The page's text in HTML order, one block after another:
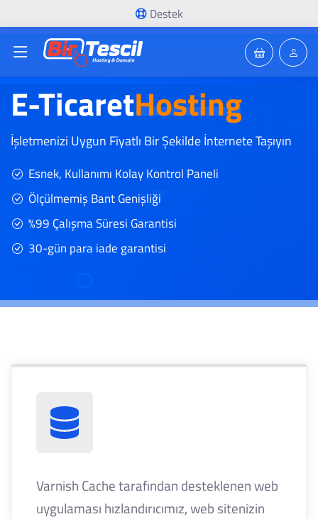
Destek
E-TicaretHosting
İşletmenizi Uygun Fiyatlı Bir Şekilde İnternete Taşıyın
Esnek, Kullanımı Kolay Kontrol Paneli
Ölçülmemiş Bant Genişliği
%99 Çalışma Süresi Garantisi
30-gün para iade garantisi
Varnish Cache tarafından desteklenen web
uygulaması hızlandırıcımız, web sitenizin